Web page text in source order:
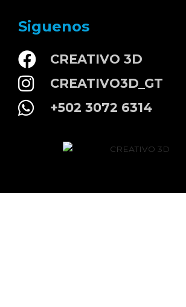
Siguenos
CREATIVO 3D
CREATIVO3D_GT
+502 3072 6314